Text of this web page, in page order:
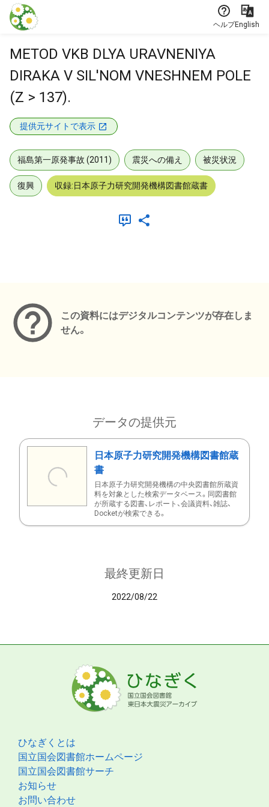
本文に飛ぶ
ヘルプEnglish
METOD VKB DLYA URAVNENIYA
DIRAKA V SIL'NOM VNESHNEM POLE
(Z > 137).
提供元サイトで表示
福島第一原発事故 (2011) 震災への備え 被災状況
復興 収録:日本原子力研究開発機構図書館蔵書
この資料にはデジタルコンテンツが存在しま
せん。
データの提供元
日本原子力研究開発機構図書館蔵
書
日本原子力研究開発機構の中央図書館所蔵資
料を対象とした検索データベース。同図書館
が所蔵する図書、レポート、会議資料、雑誌、
Docketが検索できる。
最終更新日
2022/08/22
ひなぎくとは
国立国会図書館ホームページ
国立国会図書館サーチ
お知らせ
お問い合わせ